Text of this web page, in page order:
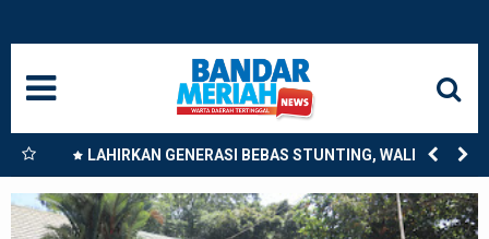
LAHIRKAN GENERASI BEBAS STUNTING, WALI KOTA
TEBING TINGGI DORONG OPTIMALISASI SP3 CATIN
NASIONAL
SUMUT
MEDAN